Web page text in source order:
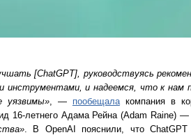
[ChatGPT], руководствуясь
инструментами, и надеемся, что к нам
уязвимы» , — пообещалакомпания в
16-летнего Адама Рейна (Adam Raine)
. В OpenAI пояснили, что